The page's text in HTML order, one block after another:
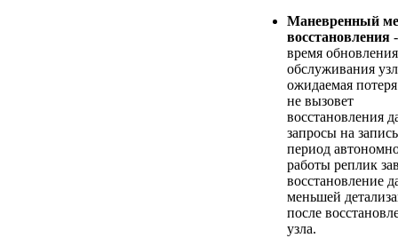
Маневренный
восстановления
время
обслуживания
ожидаемая
не вызовет
восстановления
запросы на
период
работы реплик
восстановление
меньшей
после
узла.